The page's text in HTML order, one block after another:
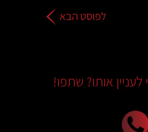
לפוסט הבא
אותו? שתפו!